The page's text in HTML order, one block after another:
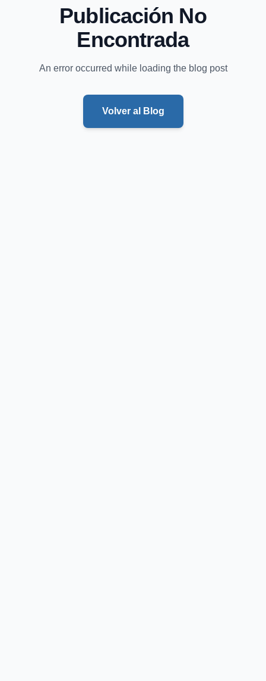
Publicación No
Encontrada
An error occurred while loading the blog post
Volver al Blog